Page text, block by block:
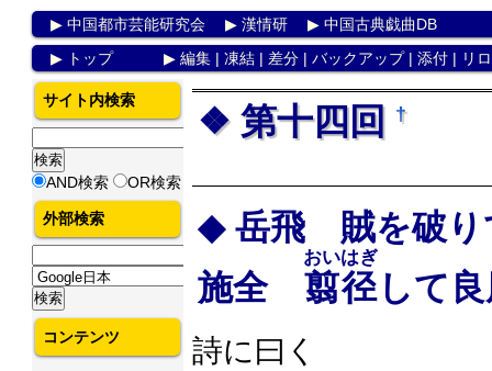
▶ 中国都市芸能研究会 ▶ 漢情研 ▶ 中国古典戯曲DB
▶ トップ ▶ 編集| 凍結| 差分 | バックアップ | 添付 | リ
第十四回 †
岳飛 賊を破り
施全 翦径
おいはぎ
して
詩に曰く
サイト内検索
AND検索 OR検索
外部検索
コンテンツ